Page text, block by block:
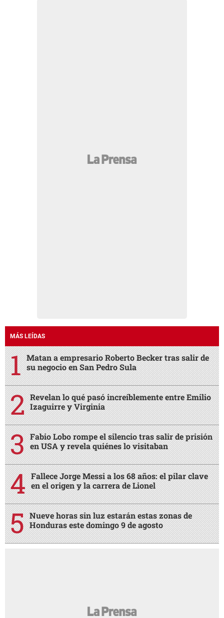
MÁS LEÍDAS
Matan a empresario Roberto Becker tras salir de
su negocio en San Pedro Sula
Revelan lo qué pasó increíblemente entre Emilio
Izaguirre y Virginia
Fabio Lobo rompe el silencio tras salir de prisión
en USA y revela quiénes lo visitaban
Fallece Jorge Messi a los 68 años: el pilar clave
en el origen y la carrera de Lionel
Nueve horas sin luz estarán estas zonas de
Honduras este domingo 9 de agosto